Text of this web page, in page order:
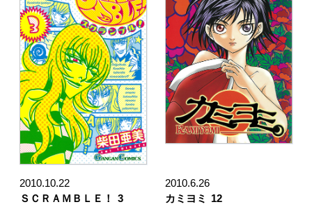
2010.10.22
ＳＣＲＡＭＢＬＥ！
3
2010.6.26
カミヨミ
12